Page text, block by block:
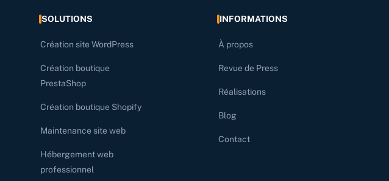
SOLUTIONS
Création site WordPress
Création boutique
PrestaShop
Création boutique Shopify
Maintenance site web
Hébergement web
professionnel
INFORMATIONS
À propos
Revue de Press
Réalisations
Blog
Contact